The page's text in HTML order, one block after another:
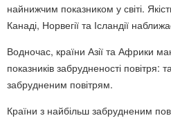
найнижчим показником у світі.
Канаді, Норвегії та Ісландії
Водночас, країни Азії та Африки
показників забрудненості
забрудненим повітрям.
Країни з найбільш забрудненим